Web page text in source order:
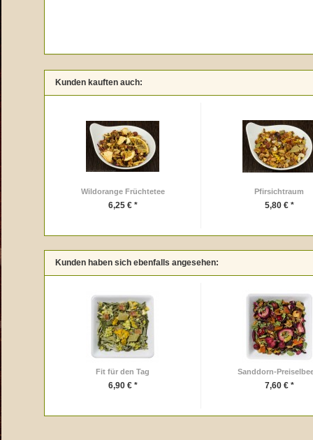
Kunden kauften auch:
Wildorange Früchtetee
6,25 € *
Pfirsichtraum
5,80 € *
Kunden haben sich ebenfalls angesehen:
Fit für den Tag
6,90 € *
Sanddorn-
7,60 € *